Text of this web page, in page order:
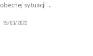
sytuacji ...
15/03/2022